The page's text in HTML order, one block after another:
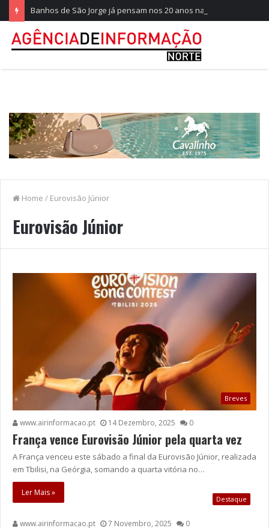
Home / Eurovisão Júnior
Eurovisão Júnior
Breves
www.airinformacao.pt 14 Dezembro, 2025 0
França vence Eurovisão Júnior pela quarta vez
A França venceu este sábado a final da Eurovisão Júnior, realizada
em Tbilisi, na Geórgia, somando a quarta vitória no…
Ler Mais »
Destaque
www.airinformacao.pt 7 Novembro, 2025 0